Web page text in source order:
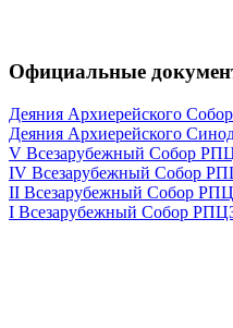
Официальные
Деяния Архиерейского
Деяния Архиерейского
V Всезарубежный Собор
IV Всезарубежный Собор
II Всезарубежный Собор
I Всезарубежный Собор